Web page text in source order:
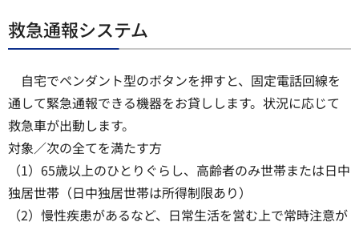
救急通報システム
自宅でペンダント型のボタンを押すと、固定電話回線を
通して緊急通報できる機器をお貸しします。状況に応じて
救急車が出動します。
対象／次の全てを満たす方
（1）65歳以上のひとりぐらし、高齢者のみ世帯または日中
独居世帯（日中独居世帯は所得制限あり）
（2）慢性疾患があるなど、日常生活を営む上で常時注意が